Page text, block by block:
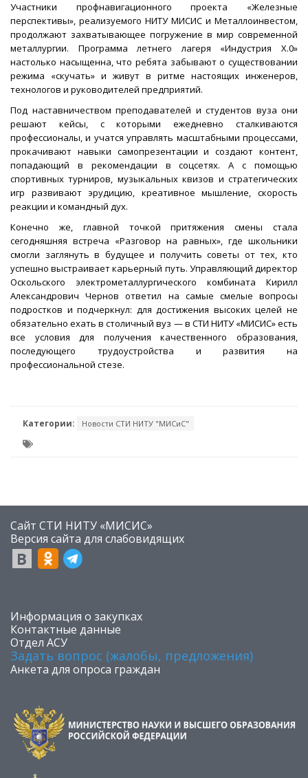
Участники профнавигационного проекта «Железные
перспективы», реализуемого НИТУ МИСИС и Металлоинвестом,
продолжают захватывающее погружение в мир современной
металлургии. Программа летнего лагеря «Индустрия Х.0»
настолько насыщенна, что ребята забывают о существовании
режима «скучать» и живут в ритме настоящих инженеров,
технологов и руководителей предприятий.
Под наставничеством преподавателей и студентов вуза они
решают кейсы, с которыми ежедневно сталкиваются
профессионалы, и учатся управлять масштабными процессами,
прокачивают навыки самопрезентации и создают контент,
попадающий в рекомендации в соцсетях. А с помощью
спортивных турниров, музыкальных квизов и стратегических
игр развивают эрудицию, креативное мышление, скорость
реакции и командный дух.
Конечно же, главной точкой притяжения смены стала
сегодняшняя встреча «Разговор на равных», где школьники
смогли заглянуть в будущее и получить советы от тех, кто
успешно выстраивает карьерный путь. Управляющий директор
Оскольского электрометаллургического комбината Кирилл
Александрович Чернов ответил на самые смелые вопросы
подростков и подчеркнул: для достижения высоких целей не
обязательно ехать в столичный вуз — в СТИ НИТУ «МИСИС» есть
все условия для получения качественного образования,
последующего трудоустройства и развития на
профессиональной стезе.
Категории: Новости СТИ НИТУ "МИСиС"
Сайт СТИ НИТУ «МИСИС»
​Версия сайта для слабовидящих
​Информация о закупках
Контактные данные
Отдел АСУ
Задать вопрос (жалобы, предложения)
Анкета для опроса граждан